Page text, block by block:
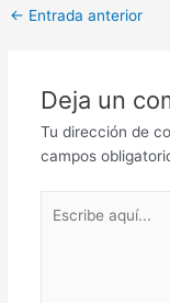
Post
← Entrada anterior
Deja un
Tu dirección de
campos
aquí...